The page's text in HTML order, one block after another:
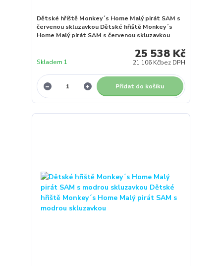
Dětské hřiště Monkey´s Home Malý pirát SAM s
červenou skluzavkou Dětské hřiště Monkey´s
Home Malý pirát SAM s červenou skluzavkou
25 538 Kč
21 106 Kčbez DPH
Skladem 1
Přidat do košíku